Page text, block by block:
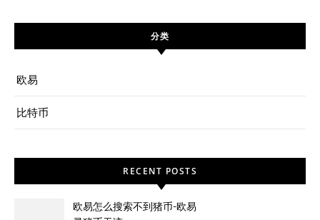
分类
欧易
比特币
RECENT POSTS
欧易怎么搜索不到猪币-欧易